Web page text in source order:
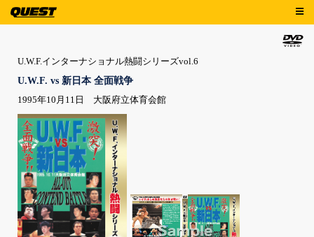
U.W.F.インターナショナル熱闘シリーズvol.6
U.W.F. vs 新日本 全面戦争
1995年10月11日 大阪府立体育会館